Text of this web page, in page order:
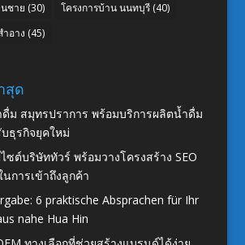
ชาย (30) โครงการบ้าน นนทบุรี(40)
ำอาง (45)
สุด
ม สมุทรปราการ พร้อมบริการผลิตน้ำดื่ม
ธุรกิจยุคใหม่
ซต์บริษัททัวร์ พร้อมวางโครงสร้าง SEO
นการเข้าถึงลูกค้า
6 praktische Absprachen für Ihr
nahe Hua Hin